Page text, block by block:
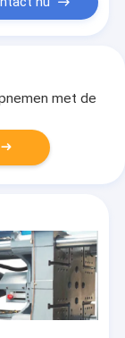
met de